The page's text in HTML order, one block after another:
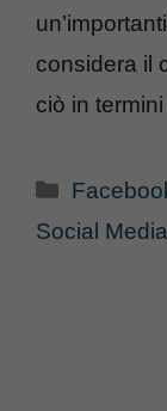
considera il
ciò in
Social Media